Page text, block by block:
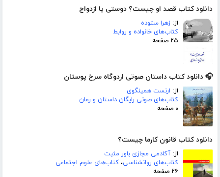
دانلود کتاب قصد او چیست؟ دوستی یا ازدواج
از: زهرا ستوده
کتاب‌های خانواده و روابط
۲۵ صفحه
🎧 دانلود کتاب داستان صوتی اردوگاه سرخ پوستان
از: ارنست همینگوی
کتاب‌های صوتی رایگان داستان و رمان
۰ صفحه
دانلود کتاب قانون کارما چیست؟
از: آکادمی مجازی باور مثبت
کتاب‌های روانشناسی، کتاب‌های علوم اجتماعی
۲۶ صفحه